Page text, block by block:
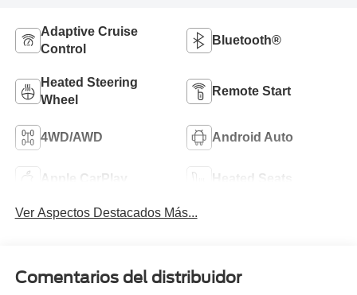
Adaptive Cruise
Control
Bluetooth®
Heated Steering
Wheel
Remote Start
4WD/AWD Android Auto
Apple CarPlay Heated Seats
Ver Aspectos Destacados Más...
Comentarios del distribuidor